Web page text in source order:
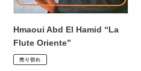
Hmaoui Abd El Hamid “La
Flute Oriente”
通
常
¥1,980
売り切れ